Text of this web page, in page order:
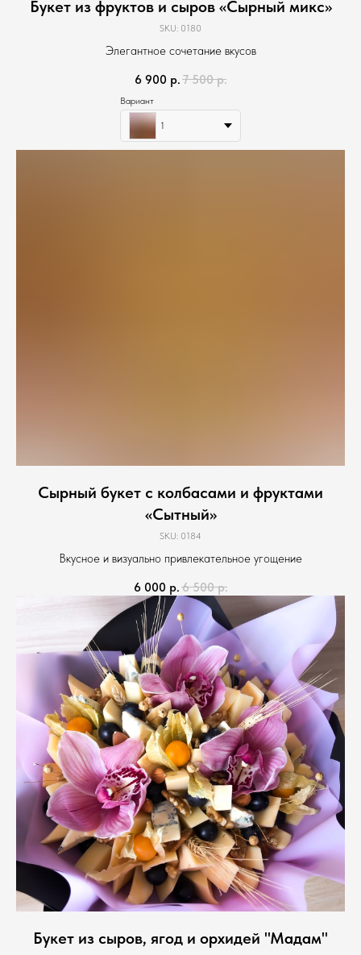
Букет из фруктов и сыров «Сырный микс»
SKU: 0180
Элегантное сочетание вкусов
6 900 р.7 500 р.
Вариант
1
Сырный букет с колбасами и фруктами
«Сытный»
SKU: 0184
Вкусное и визуально привлекательное угощение
6 000 р.6 500 р.
Букет из сыров, ягод и орхидей "Мадам"